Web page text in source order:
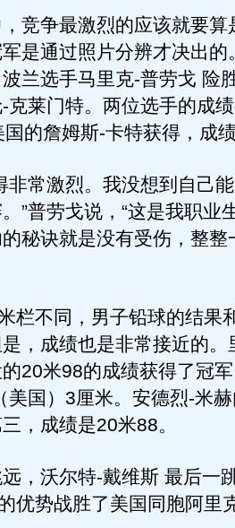
争最激烈的应该就要算
是通过照片分辨才决出的
兰选手马里克-普劳戈 险
克莱门特。两位选手的成
的詹姆斯-卡特获得，成
常激烈。我没想到自己能
”普劳戈说，“这是我职业
秘诀就是没有受伤，整整
不同，男子铅球的结果
，成绩也是非常接近的。
20米98的成绩获得了冠
美国）3厘米。安德烈-米
，成绩是20米88。
沃尔特-戴维斯 最后一
优势战胜了美国同胞阿里